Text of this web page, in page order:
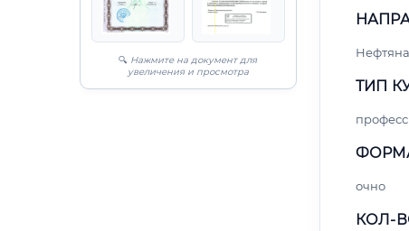
🔍 Нажмите на документ для
увеличения и просмотра
ТИП
очно
КОЛ-